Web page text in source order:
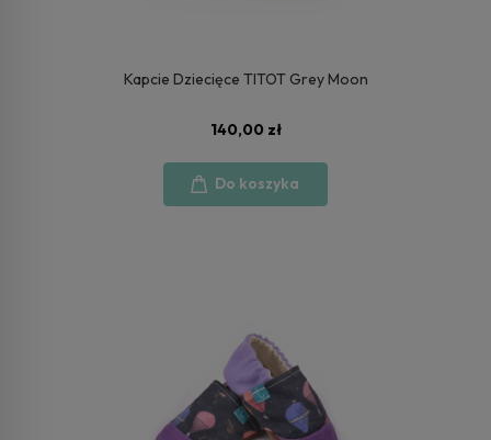
Kapcie Dziecięce TITOT Grey Moon
140,00 zł
Do koszyka